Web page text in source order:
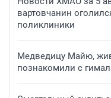
вартовчанин
поликлиники
Медведицу Майю,
познакомили с